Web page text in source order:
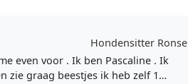
Hondensitter Ronse
even voor . Ik ben Pascaline . Ik
zie graag beestjes ik heb zelf 1